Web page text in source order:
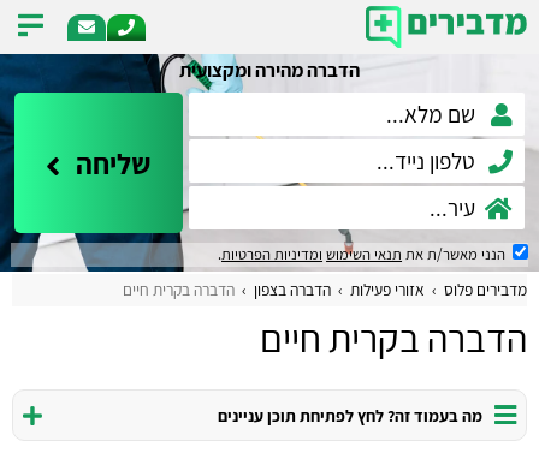
הדברה מהירה ומקצועית
שליחה
הנני מאשר/ת את תנאי השימוש ומדיניות הפרטיות.
מדבירים פלוס אזורי פעילות הדברה בצפון הדברה בקרית חיים
הדברה בקרית חיים
מה בעמוד זה? לחץ לפתיחת תוכן עניינים